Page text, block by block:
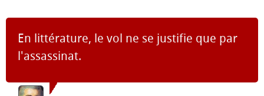
En littérature, le vol ne se justifie que par
l'assassinat.